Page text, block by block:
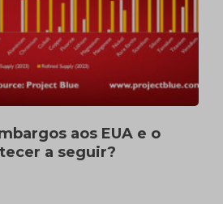
aos EUA e o
a seguir?